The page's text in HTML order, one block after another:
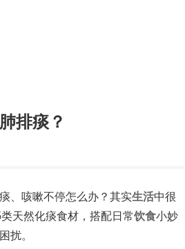
排痰？
、咳嗽不停怎么办？其实生活中很
天然化痰食材，搭配日常饮食小妙
扰。